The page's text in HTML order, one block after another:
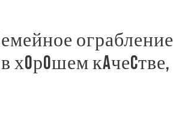
ограбление
хoрoшем кaчеcтве,